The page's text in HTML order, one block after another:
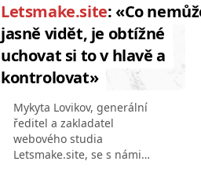
Letsmake.site: «Co
jasně vidět, je obtížné
uchovat si to v hlavě a
kontrolovat»
Mykyta Lovikov, generální
ředitel a zakladatel
webového studia
Letsmake.site, se s námi